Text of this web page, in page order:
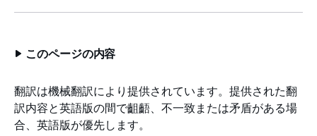
このページの内容
翻訳は機械翻訳により提供されています。提供された翻
訳内容と英語版の間で齟齬、不一致または矛盾がある場
合、英語版が優先します。